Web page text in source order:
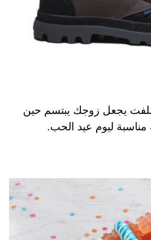
يجعل زوجك يبتسم حين
مناسبة ليوم عيد الحب.